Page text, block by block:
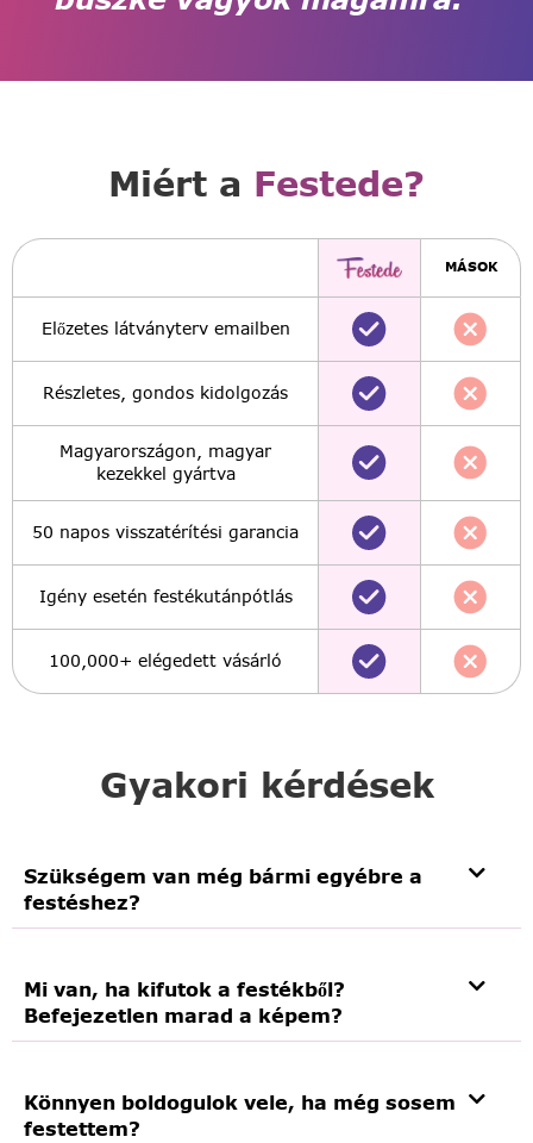
Gyakori kérdések
Szükségem van még bármi egyébre a
festéshez?
Mi van, ha kifutok a festékből?
Befejezetlen marad a képem?
Könnyen boldogulok vele, ha még sosem
festettem?
Miért a Festede?
MÁSOK
Előzetes látványterv emailben
Részletes, gondos kidolgozás
Magyarországon, magyar
kezekkel gyártva
50 napos visszatérítési garancia
Igény esetén festékutánpótlás
100,000+ elégedett vásárló